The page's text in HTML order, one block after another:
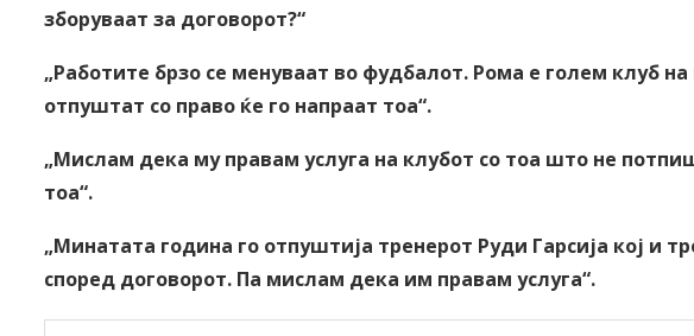
зборуваат за договорот?“
„Работите брзо се менуваат во фудбалот. Рома е голем клуб
отпуштат со право ќе го напраат тоа“.
„Мислам дека му правам услуга на клубот со тоа што не
тоа“.
„Минатата година го отпуштија тренерот Руди Гарсија кој и
според договорот. Па мислам дека им правам услуга“.